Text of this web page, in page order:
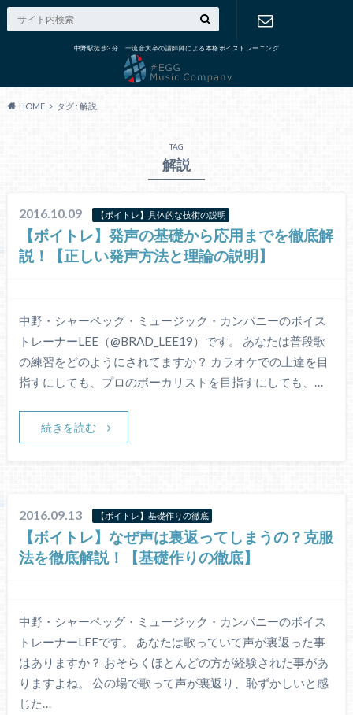
中野駅徒歩3分 一流音大卒の講師陣による本格ボイストレーニング
HOME タグ : 解説
TAG
解説
2016.10.09 【ボイトレ】具体的な技術の説明
【ボイトレ】発声の基礎から応用までを徹底解
説！【正しい発声方法と理論の説明】
中野・シャーペッグ・ミュージック・カンパニーのボイス
トレーナーLEE（@BRAD_LEE19）です。 あなたは普段歌
の練習をどのようにされてますか？ カラオケでの上達を目
指すにしても、プロのボーカリストを目指すにしても、…
続きを読む
2016.09.13 【ボイトレ】基礎作りの徹底
【ボイトレ】なぜ声は裏返ってしまうの？克服
法を徹底解説！【基礎作りの徹底】
中野・シャーペッグ・ミュージック・カンパニーのボイス
トレーナーLEEです。 あなたは歌っていて声が裏返った事
はありますか？ おそらくほとんどの方が経験された事があ
りますよね。 公の場で歌って声が裏返り、恥ずかしいと感
じた…